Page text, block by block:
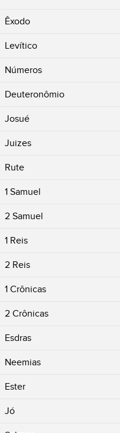
Êxodo
Levítico
Números
Deuteronômio
Josué
Juizes
Rute
1 Samuel
2 Samuel
1 Reis
2 Reis
1 Crônicas
2 Crônicas
Esdras
Neemias
Ester
Jó